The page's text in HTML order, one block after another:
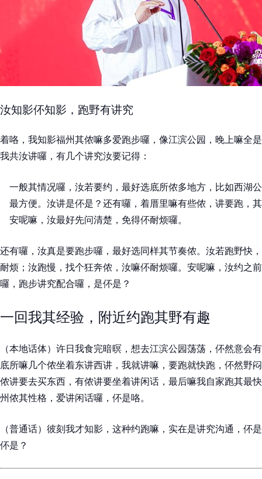
汝知影伓知影，跑野有讲究
着咯，我知影福州其侬嘛多爱跑步囉，像江滨公园，晚上嘛全
我共汝讲囉，有几个讲究汝要记得：
一般其情况囉，汝若要约，最好选底所侬多地方，比如西湖
最方便。汝讲是伓是？还有囉，着厝里嘛有些侬，讲要跑，
安呢嘛，汝最好先问清楚，免得伓耐烦囉。
还有囉，汝真是要跑步囉，最好选同样其节奏侬。汝若跑野快
耐烦；汝跑慢，找个狂奔侬，汝嘛伓耐烦囉。安呢嘛，汝约之
囉，跑步讲究配合囉，是伓是？
一回我其经验，附近约跑其野有趣
（本地话体）许日我食完暗暝，想去江滨公园荡荡，伓然意会
底所嘛几个侬坐着东讲西讲，我就讲嘛，要跑就快跑，伓然野
侬讲要去买东西，有侬讲要坐着讲闲话，最后嘛我自家跑其最
州侬其性格，爱讲闲话囉，伓是咯。
（普通话）彼刻我才知影，这种约跑嘛，实在是讲究沟通，伓
伓是？